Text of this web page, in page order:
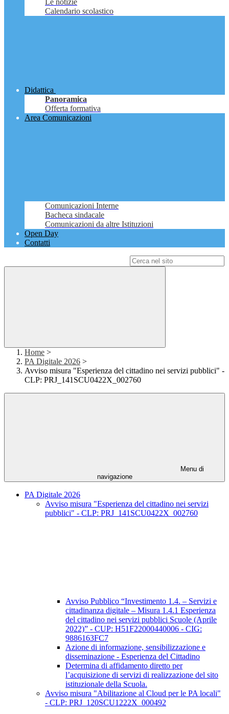
Le notizie
Calendario scolastico
Didattica
Panoramica
Offerta formativa
Area Comunicazioni
Comunicazioni Interne
Bacheca sindacale
Comunicazioni da altre Istituzioni
Open Day
Contatti
Home >
PA Digitale 2026 >
Avviso misura "Esperienza del cittadino nei servizi pubblici" -
CLP: PRJ_141SCU0422X_002760
Menu di
navigazione
PA Digitale 2026
Avviso misura "Esperienza del cittadino nei servizi
pubblici" - CLP: PRJ_141SCU0422X_002760
Avviso Pubblico “Investimento 1.4. – Servizi e
cittadinanza digitale – Misura 1.4.1 Esperienza
del cittadino nei servizi pubblici Scuole (Aprile
2022)” - CUP: H51F22000440006 - CIG:
9886163FC7
Azione di informazione, sensibilizzazione e
disseminazione - Esperienza del Cittadino
Determina di affidamento diretto per
l’acquisizione di servizi di realizzazione del sito
istituzionale della Scuola.
Avviso misura "Abilitazione al Cloud per le PA locali"
- CLP: PRJ_120SCU1222X_000492